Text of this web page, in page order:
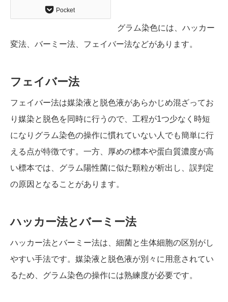
Pocket
グラム染色には、ハッカー
変法、バーミー法、フェイバー法などがあります。
フェイバー法
フェイバー法は媒染液と脱色液があらかじめ混ざってお
り媒染と脱色を同時に行うので、工程が1つ少なく時短
になりグラム染色の操作に慣れていない人でも簡単に行
える点が特徴です。一方、厚めの標本や蛋白質濃度が高
い標本では、グラム陽性菌に似た顆粒が析出し、誤判定
の原因となることがあります。
ハッカー法とバーミー法
ハッカー法とバーミー法は、細菌と生体細胞の区別がし
やすい手法です。媒染液と脱色液が別々に用意されてい
るため、グラム染色の操作には熟練度が必要です。